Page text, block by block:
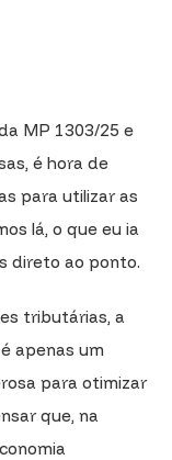
MP 1303/25 e
é hora de
para utilizar as
lá, o que eu ia
direto ao ponto.
tributárias, a
apenas um
para otimizar
que, na